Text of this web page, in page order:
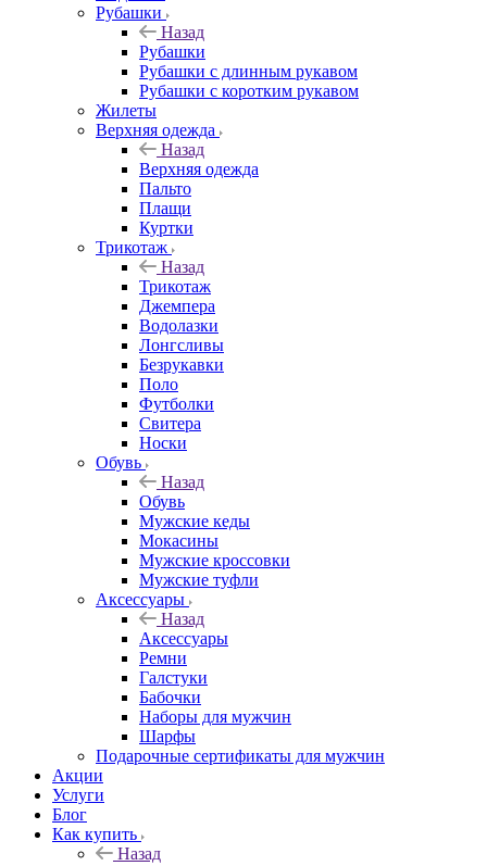
Рубашки
Назад
Рубашки
Рубашки с длинным рукавом
Рубашки с коротким рукавом
Жилеты
Верхняя одежда
Назад
Верхняя одежда
Пальто
Плащи
Куртки
Трикотаж
Назад
Трикотаж
Джемпера
Водолазки
Лонгсливы
Безрукавки
Поло
Футболки
Свитера
Носки
Обувь
Назад
Обувь
Мужские кеды
Мокасины
Мужские кроссовки
Мужские туфли
Аксессуары
Назад
Аксессуары
Ремни
Галстуки
Бабочки
Наборы для мужчин
Шарфы
Подарочные сертификаты для мужчин
Акции
Услуги
Блог
Как купить
Назад